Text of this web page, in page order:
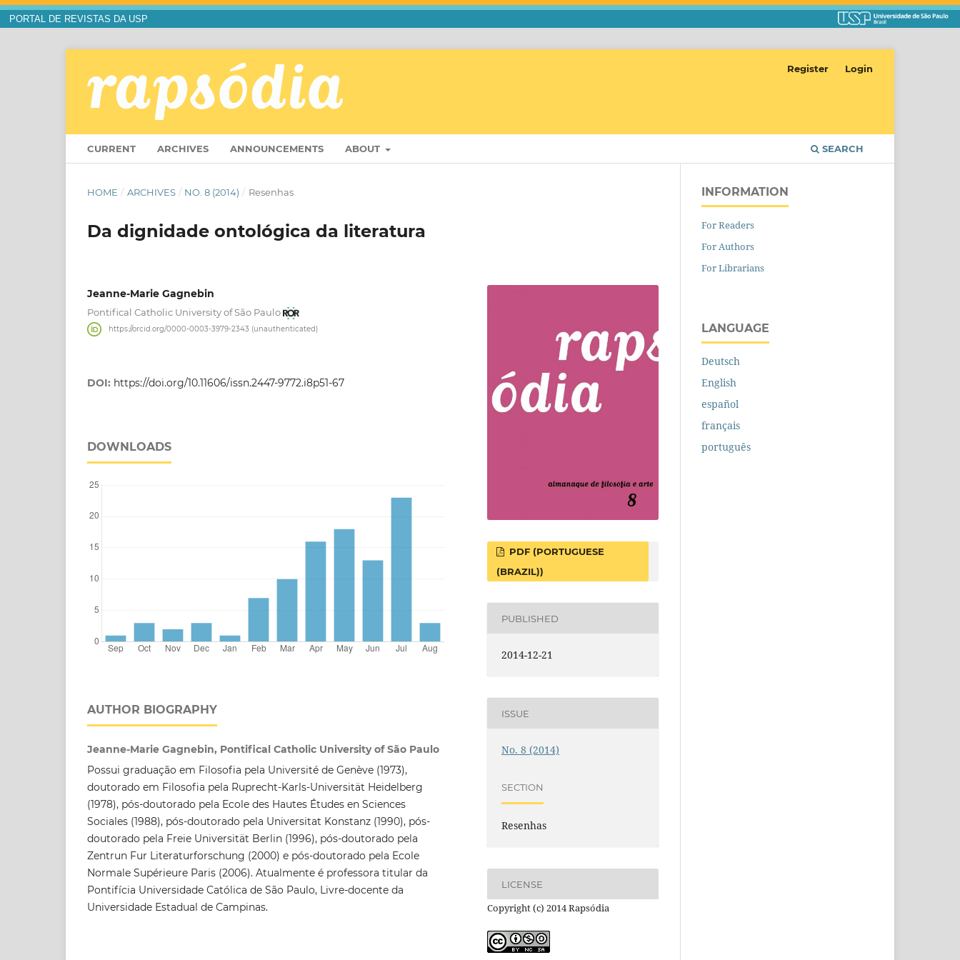
PORTAL DE REVISTAS DA USP
CURRENT ARCHIVES ANNOUNCEMENTS ABOUT SEARCH
Register Login
HOME / ARCHIVES / NO. 8 (2014) / Resenhas
Da dignidade ontológica da literatura
Jeanne-Marie Gagnebin
Pontifical Catholic University of São Paulo
https://orcid.org/0000-0003-3979-2343 (unauthenticated)
DOI: https://doi.org/10.11606/issn.2447-9772.i8p51-67
DOWNLOADS
AUTHOR BIOGRAPHY
Jeanne-Marie Gagnebin, Pontifical Catholic University of São Paulo
Possui graduação em Filosofia pela Université de Genève (1973),
doutorado em Filosofia pela Ruprecht-Karls-Universität Heidelberg
(1978), pós-doutorado pela Ecole des Hautes Études en Sciences
Sociales (1988), pós-doutorado pela Universitat Konstanz (1990), pós-
doutorado pela Freie Universität Berlin (1996), pós-doutorado pela
Zentrun Fur Literaturforschung (2000) e pós-doutorado pela Ecole
Normale Supérieure Paris (2006). Atualmente é professora titular da
Pontifícia Universidade Católica de São Paulo, Livre-docente da
Universidade Estadual de Campinas.
PDF (PORTUGUESE
(BRAZIL))
PUBLISHED
2014-12-21
ISSUE
No. 8 (2014)
SECTION
Resenhas
LICENSE
Copyright (c) 2014 Rapsódia
INFORMATION
For Readers
For Authors
For Librarians
LANGUAGE
Deutsch
English
español
français
português